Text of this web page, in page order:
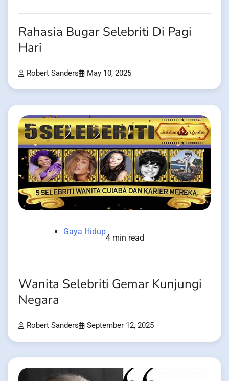
Rahasia Bugar Selebriti Di Pagi
Hari
Robert Sanders May 10, 2025
Gaya Hidup
4 min read
Wanita Selebriti Gemar Kunjungi
Negara
Robert Sanders September 12, 2025